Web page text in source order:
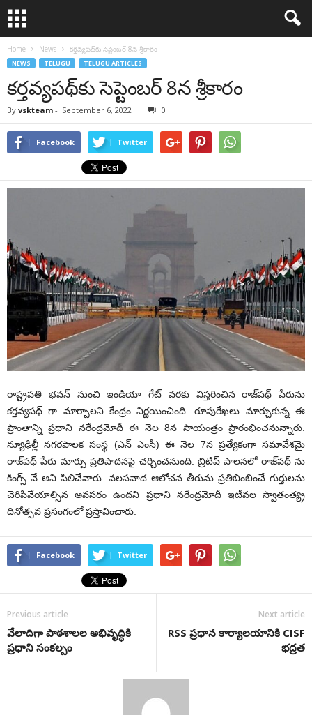
Home News క‌ర్త‌వ్య‌ప‌థ్‌కు సెప్టెంబ‌ర్ 8న శ్రీ‌కారం
NEWS TELUGU TELUGU ARTICLES
క‌ర్త‌వ్య‌ప‌థ్‌కు సెప్టెంబ‌ర్ 8న శ్రీ‌కారం
By vskteam - September 6, 2022 0
Facebook Twitter
రాష్ట్రపతి భవన్ నుంచి ఇండియా గేట్ వరకు విస్తరించిన రాజ్‌ప‌థ్ పేరును
కర్తవ్యపథ్ గా మార్చాలని కేంద్రం నిర్ణయించింది. రూపురేఖలు మార్చుకున్న ఈ
ప్రాంతాన్ని ప్రధాని నరేంద్రమోదీ ఈ నెల 8న సాయంత్రం ప్రారంభించనున్నారు.
న్యూఢిల్లీ నగరపాలక సంస్థ (ఎన్ ఎంసీ) ఈ నెల 7న ప్రత్యేకంగా సమావేశమై
రాజ్‌ప‌థ్ పేరు మార్పు ప్రతిపాదనపై చర్చించనుంది. బ్రిటిష్ పాలనలో రాజ్‌ప‌థ్ ను
కింగ్స్ వే అని పిలిచేవారు. వలసవాద ఆలోచన తీరును ప్రతిబింబించే గుర్తులను
చెరిపివేయాల్సిన అవసరం ఉందని ప్రధాని నరేంద్రమోదీ ఇటీవల స్వాతంత్య్ర
దినోత్సవ ప్రసంగంలో ప్రస్తావించారు.
Facebook Twitter
Previous article
వేలాదిగా పాఠశాలల అభివృద్ధికి
ప్రధాని సంకల్పం
Next article
RSS ప్రధాన కార్యాలయానికి CISF
భ‌ద్ర‌త